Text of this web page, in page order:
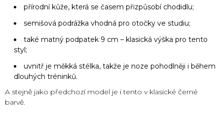
přírodní kůže, která se časem přizpůsobí chodidlu;
semišová podrážka vhodná pro otočky ve studiu;
také matný podpatek 9 cm – klasická výška pro tento
styl;
uvnitř je měkká stélka, takže je noze pohodlněji i během
dlouhých tréninků.
A stejně jako předchozí model je i tento v klasické černé
barvě.